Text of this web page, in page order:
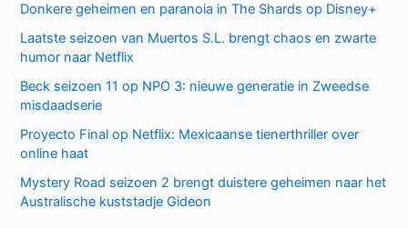
Donkere geheimen en paranoia in The Shards op Disney+
Laatste seizoen van Muertos S.L. brengt chaos en zwarte
humor naar Netflix
Beck seizoen 11 op NPO 3: nieuwe generatie in Zweedse
misdaadserie
Proyecto Final op Netflix: Mexicaanse tienerthriller over
online haat
Mystery Road seizoen 2 brengt duistere geheimen naar het
Australische kuststadje Gideon